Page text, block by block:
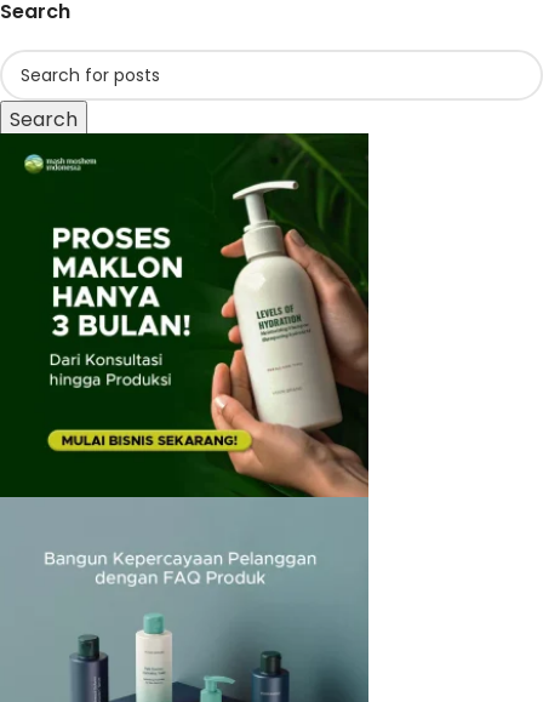
Search
Search